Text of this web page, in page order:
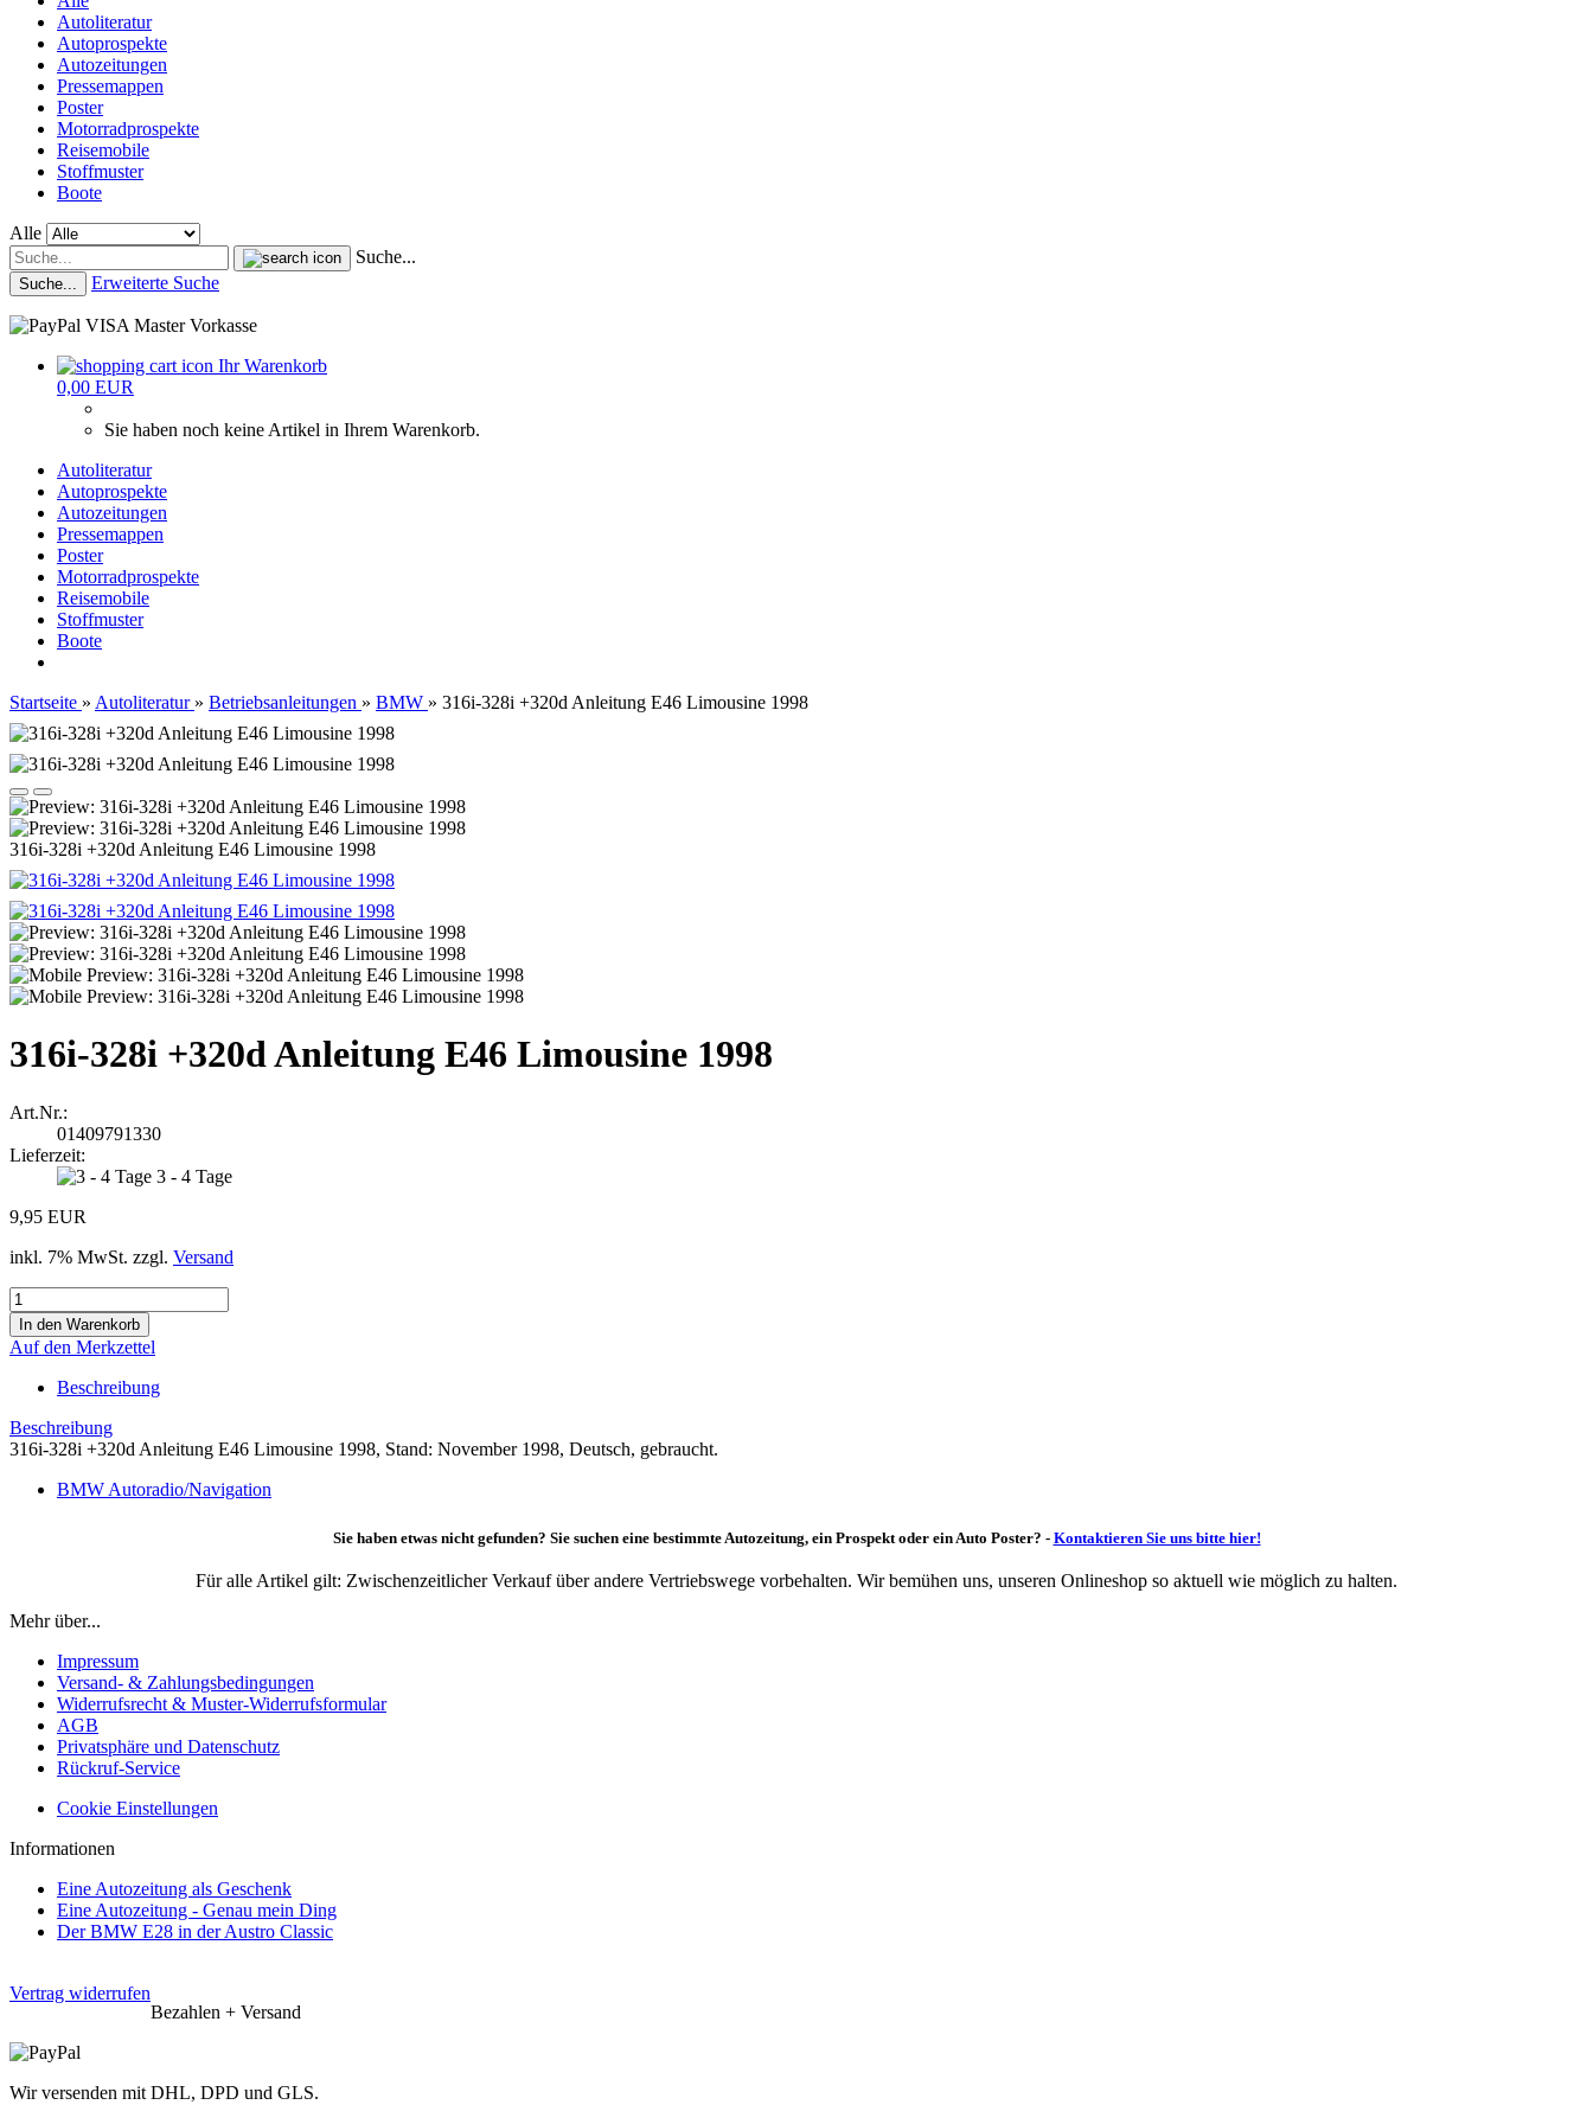
Autoliteratur
Autoprospekte
Autozeitungen
Pressemappen
Poster
Motorradprospekte
Reisemobile
Stoffmuster
Boote
Alle
Suche...
Suche... Erweiterte Suche
Ihr Warenkorb
0,00 EUR
Sie haben noch keine Artikel in Ihrem Warenkorb.
Autoliteratur
Autoprospekte
Autozeitungen
Pressemappen
Poster
Motorradprospekte
Reisemobile
Stoffmuster
Boote
Startseite » Autoliteratur » Betriebsanleitungen » BMW » 316i-328i +320d Anleitung E46 Limousine 1998
316i-328i +320d Anleitung E46 Limousine 1998
316i-328i +320d Anleitung E46 Limousine 1998
Art.Nr.:
01409791330
Lieferzeit:
3 - 4 Tage
9,95 EUR
inkl. 7% MwSt. zzgl. Versand
Auf den Merkzettel
Beschreibung
Beschreibung
316i-328i +320d Anleitung E46 Limousine 1998, Stand: November 1998, Deutsch, gebraucht.
BMW Autoradio/Navigation
Sie haben etwas nicht gefunden? Sie suchen eine bestimmte Autozeitung, ein Prospekt oder ein Auto Poster? - Kontaktieren Sie uns bitte hier!
Für alle Artikel gilt: Zwischenzeitlicher Verkauf über andere Vertriebswege vorbehalten. Wir bemühen uns, unseren Onlineshop so aktuell wie möglich zu halten.
Mehr über...
Impressum
Versand- & Zahlungsbedingungen
Widerrufsrecht & Muster-Widerrufsformular
AGB
Privatsphäre und Datenschutz
Rückruf-Service
Cookie Einstellungen
Informationen
Eine Autozeitung als Geschenk
Eine Autozeitung - Genau mein Ding
Der BMW E28 in der Austro Classic
Vertrag widerrufen
Bezahlen + Versand
Wir versenden mit DHL, DPD und GLS.